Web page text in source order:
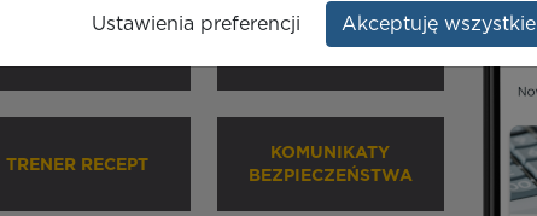
INHALATORY
TRENER RECEPT
KOMUNIKATY
BEZPIECZEŃSTWA
Ustawienia preferencji Akceptuję wszystkie